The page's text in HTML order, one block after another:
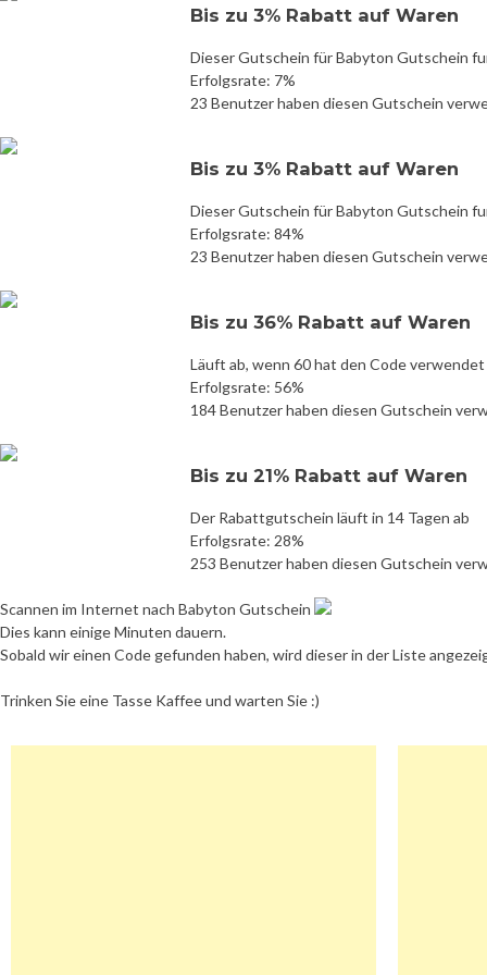
Bis zu 3% Rabatt auf Waren
Dieser Gutschein für Babyton Gutschein
Erfolgsrate: 7%
23 Benutzer haben diesen Gutschein
Bis zu 3% Rabatt auf Waren
Dieser Gutschein für Babyton Gutschein
Erfolgsrate: 84%
23 Benutzer haben diesen Gutschein
Bis zu 36% Rabatt auf Waren
Läuft ab, wenn 60 hat den Code verwendet
Erfolgsrate: 56%
184 Benutzer haben diesen Gutschein
Bis zu 21% Rabatt auf Waren
Der Rabattgutschein läuft in 14 Tagen ab
Erfolgsrate: 28%
253 Benutzer haben diesen Gutschein
Scannen im Internet nach Babyton Gutschein
Dies kann einige Minuten dauern.
Sobald wir einen Code gefunden haben, wird dieser in der Liste
Trinken Sie eine Tasse Kaffee und warten Sie :)